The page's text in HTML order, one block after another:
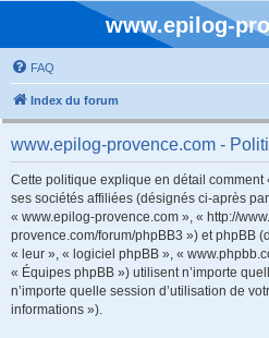
www.epilog-
FAQ
Index du forum
www.epilog-provence.com -
Cette politique explique en détail
ses sociétés affiliées (désignés ci-après
« www.epilog-provence.com », « http://
provence.com/forum/phpBB3 ») et phpBB
« leur », « logiciel phpBB », «
« Équipes phpBB ») utilisent n’importe
n’importe quelle session d’utilisation de
informations »).